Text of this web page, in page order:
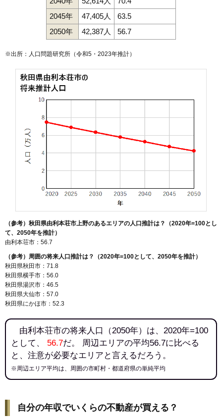
2045年
47,405人
63.5
2050年
42,387人 56.7
※出所：人口問題研究所（令和5・2023年推計）
（参考）秋田県由利本荘市上野のあるエリアの人口推計は？（2020年=100とし
て、2050年を推計）
由利本荘市：56.7
（参考）周囲の将来人口推計は？（2020年=100として、2050年を推計）
秋田県秋田市：71.8
秋田県横手市：56.0
秋田県湯沢市：46.5
秋田県大仙市：57.0
秋田県にかほ市：52.3
由利本荘市の将来人口（2050年）は、2020年=100
として、 56.7だ。 周辺エリアの平均56.7に比べる
と、注意が必要なエリアと言えるだろう。
※周辺エリア平均は、周囲の市町村・都道府県の単純平均
自分の年収でいくらの不動産が買える？